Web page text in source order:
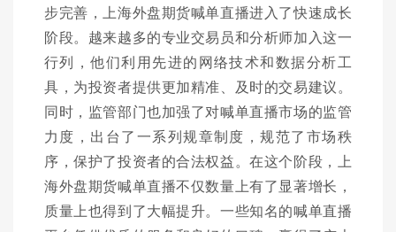
步完善，上海外盘期货喊单直播进入了快速成长
阶段。越来越多的专业交易员和分析师加入这一
行列，他们利用先进的网络技术和数据分析工
具，为投资者提供更加精准、及时的交易建议。
同时，监管部门也加强了对喊单直播市场的监管
力度，出台了一系列规章制度，规范了市场秩
序，保护了投资者的合法权益。在这个阶段，上
海外盘期货喊单直播不仅数量上有了显著增长，
质量上也得到了大幅提升。一些知名的喊单直播